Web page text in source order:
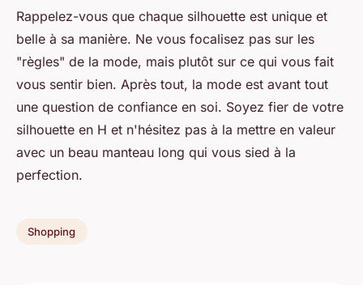
Rappelez-vous que chaque silhouette est unique et
belle à sa manière. Ne vous focalisez pas sur les
"règles" de la mode, mais plutôt sur ce qui vous fait
vous sentir bien. Après tout, la mode est avant tout
une question de confiance en soi. Soyez fier de votre
silhouette en H et n'hésitez pas à la mettre en valeur
avec un beau manteau long qui vous sied à la
perfection.
Shopping